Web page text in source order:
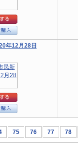
年12月28日
75 76 77 78